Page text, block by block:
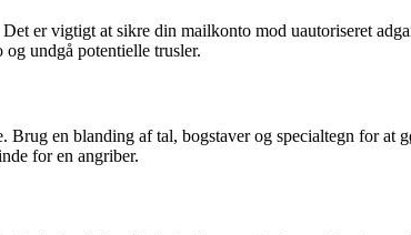
er vigtigt at sikre din mailkonto mod uautoriseret
undgå potentielle trusler.
en blanding af tal, bogstaver og specialtegn for at
for en angriber.